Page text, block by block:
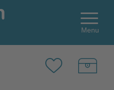
Menu